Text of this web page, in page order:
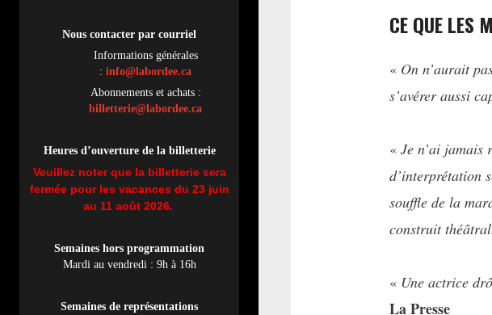
Nous contacter par courriel
Informations générales
: info@labordee.ca
Abonnements et achats :
billetterie@labordee.ca
Heures d’ouverture de la billetterie
Veuillez noter que la billetterie sera
fermée pour les vacances du 23 juin
au 11 août 2026.
Semaines hors programmation
Mardi au vendredi : 9h à 16h
Semaines de représentations
CE QUE LES
« On n’aurait
s’avérer aussi
« Je n’ai jamais
d’interprétation
souffle de la
construit
« Une actrice
La Presse